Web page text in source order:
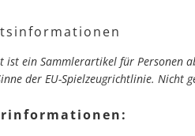
ist ein Sammlerartikel für Personen
der EU-Spielzeugrichtlinie. Nicht